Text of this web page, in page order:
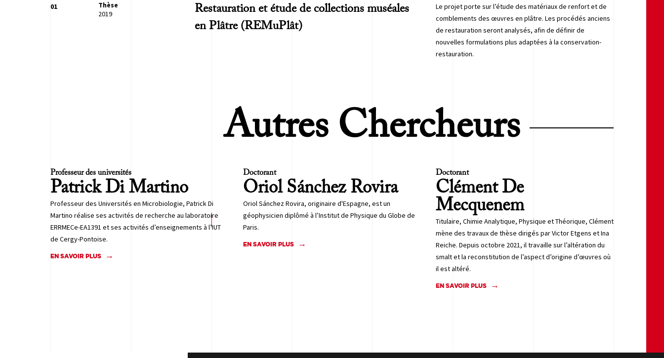
01
Thèse
2019
Restauration et étude de collections muséales
en Plâtre (REMuPlât)
Le projet porte sur l’étude des matériaux de renfort et de
comblements des œuvres en plâtre. Les procédés anciens
de restauration seront analysés, afin de définir de
nouvelles formulations plus adaptées à la conservation-
restauration.
Autres Chercheurs
Professeur des universités
PatrickDi Martino
Professeur des Universités en Microbiologie, Patrick Di
Martino réalise ses activités de recherche au laboratoire
ERRMECe-EA1391 et ses activités d’enseignements à l’IUT
de Cergy-Pontoise.
EN SAVOIR PLUS
Doctorant
OriolSánchez Rovira
Oriol Sánchez Rovira, originaire d'Espagne, est un
géophysicien diplômé à l’Institut de Physique du Globe de
Paris.
EN SAVOIR PLUS
Doctorant
ClémentDe
Mecquenem
Titulaire, Chimie Analytique, Physique et Théorique, Clément
mène des travaux de thèse dirigés par Victor Etgens et Ina
Reiche. Depuis octobre 2021, il travaille sur l’altération du
smalt et la reconstitution de l’aspect d’origine d’œuvres où
il est altéré.
EN SAVOIR PLUS